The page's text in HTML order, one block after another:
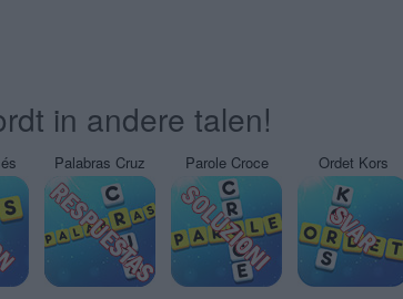
in andere talen!
Palabras Cruz Parole Croce Ordet Kors